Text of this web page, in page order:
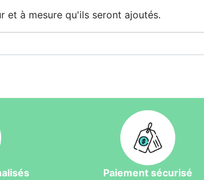
et à mesure qu'ils seront ajoutés.
Paiement sécurisé